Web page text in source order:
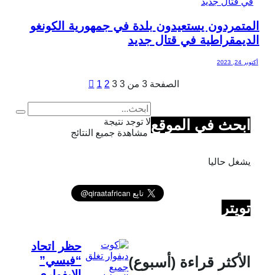
المتمردون يستعيدون بلدة في جمهورية الكونغو
الديمقراطية في قتال جديد
أكتوبر 24, 2023
الصفحة 3 من 3 1 2 3
ابحث في الموقعلا توجد نتيجة
مشاهدة جميع النتائج
يشغل حاليا
تويتر
الأكثر قراءة (أسبوع)
حظر اتحاد
“فيسي”